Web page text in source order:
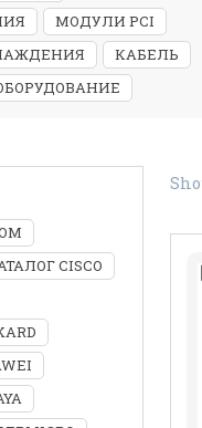
МОДУЛИ PCI
КАБЕЛЬ
CISCO